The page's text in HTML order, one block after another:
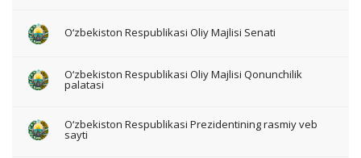
O‘zbekiston Respublikasi Oliy Majlisi Senati
O‘zbekiston Respublikasi Oliy Majlisi Qonunchilik
palatasi
O‘zbekiston Respublikasi Prezidentining rasmiy veb
sayti